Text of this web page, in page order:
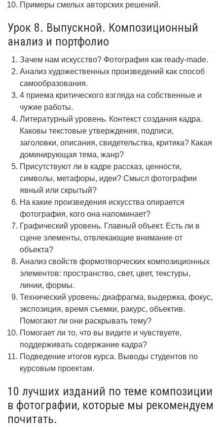
Примеры смелых авторских решений.
Урок 8. Выпускной. Композиционный
анализ и портфолио
Зачем нам искусство? Фотография как ready-made.
Анализ художественных произведений как способ
самообразования.
4 приема критического взгляда на собственные и
чужие работы.
Литературный уровень. Контекст создания кадра.
Каковы текстовые утверждения, подписи,
заголовки, описания, свидетельства, критика? Какая
доминирующая тема, жанр?
Присутствуют ли в кадре рассказ, ценности,
символы, метафоры, идеи? Смысл фотографии
явный или скрытый?
На какие произведения искусства опирается
фотография, кого она напоминает?
Графический уровень. Главный объект. Есть ли в
сцене элементы, отвлекающие внимание от
объекта?
Анализ свойств формотворческих композиционных
элементов: пространство, свет, цвет, текстуры,
линии, формы.
Технический уровень: диафрагма, выдержка, фокус,
экспозиция, время съемки, ракурс, объектив.
Помогают ли они раскрывать тему?
Помогает ли то, что вы видите и чувствуете,
поддерживать содержание кадра?
Подведение итогов курса. Выводы студентов по
курсовым проектам.
10 лучших изданий по теме композиции
в фотографии, которые мы рекомендуем
почитать.